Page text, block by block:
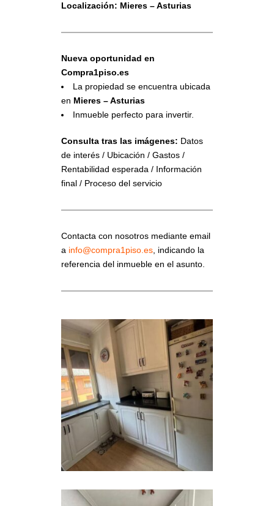
Localización: Mieres – Asturias
Nueva oportunidad en
Compra1piso.es
La propiedad se encuentra ubicada
en Mieres – Asturias
Inmueble perfecto para invertir.
Consulta tras las imágenes: Datos
de interés / Ubicación / Gastos /
Rentabilidad esperada / Información
final / Proceso del servicio
Contacta con nosotros mediante email
a info@compra1piso.es , indicando la
referencia del inmueble en el asunto.